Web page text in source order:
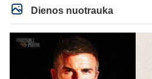
kasperunas nesusigaudys. Aciu, mercys,
besivaipanciu itamet Konfu lygoje 20 tukst.
neatsibos sitas projektas
Dienos nuotrauka